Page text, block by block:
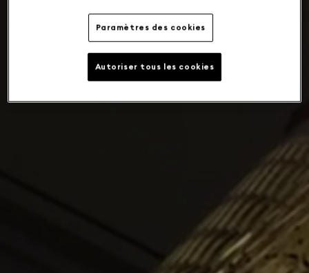
Paramètres des cookies
Autoriser tous les cookies